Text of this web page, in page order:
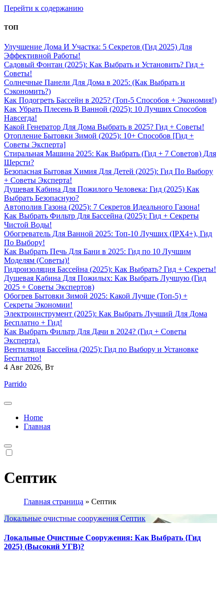
Перейти к содержанию
ТОП
Улучшение Дома И Участка: 5 Секретов (Гид 2025) Для
Эффективной Работы!
Садовый Фонтан (2025): Как Выбрать и Установить? Гид +
Советы!
Солнечные Панели Для Дома в 2025: (Как Выбрать и
Сэкономить?)
Как Подогреть Бассейн в 2025? (Топ-5 Способов + Экономия!)
Как Убрать Плесень В Ванной (2025): 10 Лучших Способов
Навсегда!
Какой Генератор Для Дома Выбрать в 2025? Гид + Советы!
Отопление Бытовки Зимой (2025): 10+ Способов [Гид +
Советы Эксперта]
Стиральная Машина 2025: Как Выбрать (Гид + 7 Советов) Для
Шерсти?
Безопасная Бытовая Химия Для Детей (2025): Гид По Выбору
+ Советы Эксперта!
Душевая Кабина Для Пожилого Человека: Гид (2025) Как
Выбрать Безопасную?
Автополив Газона (2025): 7 Секретов Идеального Газона!
Как Выбрать Фильтр Для Бассейна (2025): Гид + Секреты
Чистой Воды!
Обогреватель Для Ванной 2025: Топ-10 Лучших (IPX4+), Гид
По Выбору!
Как Выбрать Печь Для Бани в 2025: Гид по 10 Лучшим
Моделям (Советы)!
Гидроизоляция Бассейна (2025): Как Выбрать? Гид + Секреты!
Душевая Кабина Для Пожилых: Как Выбрать Лучшую (Гид
2025 + Советы Экспертов)
Обогрев Бытовки Зимой 2025: Какой Лучше (Топ-5) +
Секреты Экономии!
Электроинструмент (2025): Как Выбрать Лучший Для Дома
Бесплатно + Гид!
Как Выбрать Фильтр Для Дачи в 2024? (Гид + Советы
Эксперта).
Вентиляция Бассейна (2025): Гид по Выбору и Установке
Бесплатно!
4 Авг 2026, Вт
Parrido
Home
Главная
Септик
Главная страница » Септик
Локальные очистные сооружения Септик
Локальные Очистные Сооружения: Как Выбрать {Гид
2025} (Высокий УГВ)?